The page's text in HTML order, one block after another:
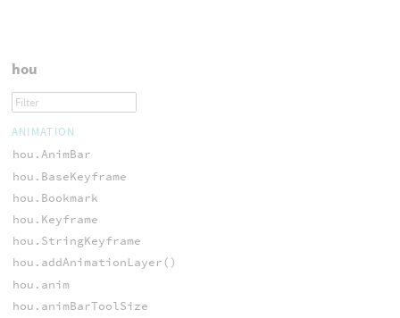
hou
ANIMATION
hou.AnimBar
hou.BaseKeyframe
hou.Bookmark
hou.Keyframe
hou.StringKeyframe
hou.addAnimationLayer()
hou.anim
hou.animBarToolSize